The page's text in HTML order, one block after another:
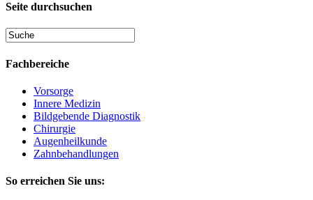
Seite durchsuchen
Fachbereiche
Vorsorge
Innere Medizin
Bildgebende Diagnostik
Chirurgie
Augenheilkunde
Zahnbehandlungen
So erreichen Sie uns: